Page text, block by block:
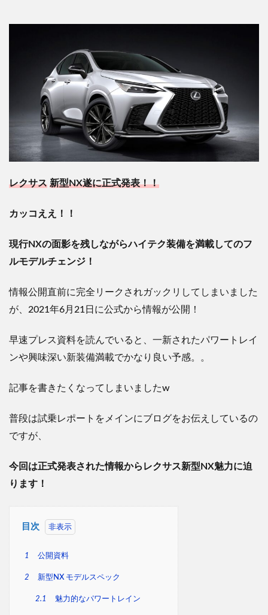
レクサス 新型NX遂に正式発表！！
カッコええ！！
現行NXの面影を残しながらハイテク装備を満載してのフ
ルモデルチェンジ！
情報公開直前に完全リークされガックリしてしまいました
が、 2021年6月 21 日に公式から情報が公開！
早速プレス資料を読んでいると、一新されたパワートレイ
ンや興味深い新装備満載でかなり良い予感。。
記事を書きたくなってしまいましたw
普段は試乗レポートをメインにブログをお伝えしているの
ですが、
今回は正式発表された情報からレクサス新型 NX魅力に迫
ります！
目次
1 公開資料
2 新型NX モデルスペック
2.1 魅力的なパワートレイン